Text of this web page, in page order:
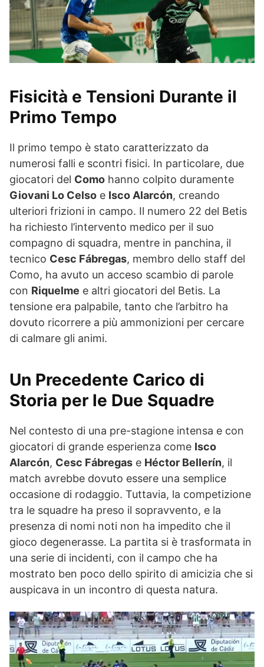
Fisicità e Tensioni Durante il
Primo Tempo
Il primo tempo è stato caratterizzato da
numerosi falli e scontri fisici. In particolare, due
giocatori del Como hanno colpito duramente
Giovani Lo Celso e Isco Alarcón, creando
ulteriori frizioni in campo. Il numero 22 del Betis
ha richiesto l’intervento medico per il suo
compagno di squadra, mentre in panchina, il
tecnico Cesc Fábregas, membro dello staff del
Como, ha avuto un acceso scambio di parole
con Riquelme e altri giocatori del Betis. La
tensione era palpabile, tanto che l’arbitro ha
dovuto ricorrere a più ammonizioni per cercare
di calmare gli animi.
Un Precedente Carico di
Storia per le Due Squadre
Nel contesto di una pre-stagione intensa e con
giocatori di grande esperienza come Isco
Alarcón, Cesc Fábregas e Héctor Bellerín, il
match avrebbe dovuto essere una semplice
occasione di rodaggio. Tuttavia, la competizione
tra le squadre ha preso il sopravvento, e la
presenza di nomi noti non ha impedito che il
gioco degenerasse. La partita si è trasformata in
una serie di incidenti, con il campo che ha
mostrato ben poco dello spirito di amicizia che si
auspicava in un incontro di questa natura.